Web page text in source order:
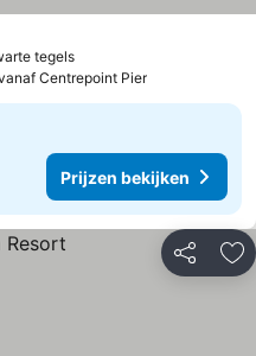
tegelsPrijzen bekijken
Centrepoint Pier
Prijzen bekijken
Delen